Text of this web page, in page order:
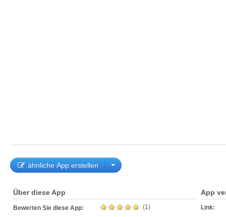
ähnliche App erstellen
Über diese App
Bewerten Sie diese App: (1)
App
Link: